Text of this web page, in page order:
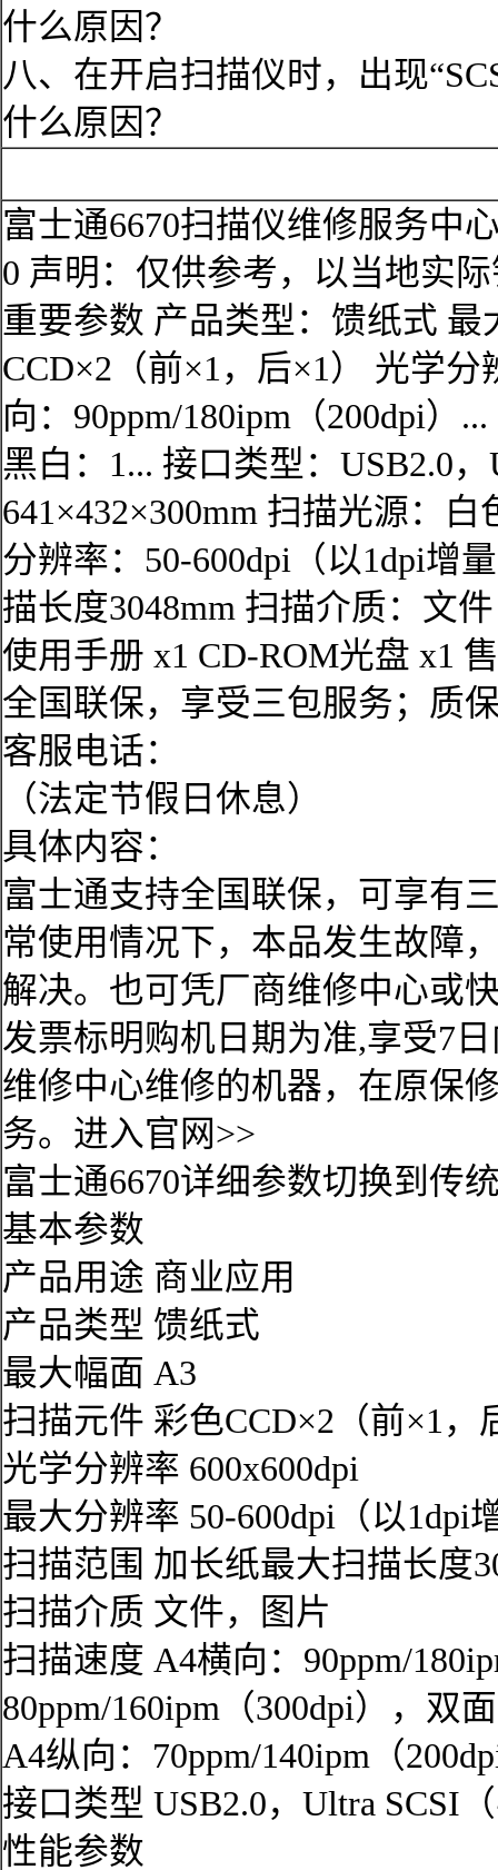
什么原因？
八、在开启扫描仪时，出现
什么原因？
富士通6670扫描仪维修服务中
0 声明：仅供参考，以当地实
重要参数 产品类型：馈纸式
CCD×2（前×1，后×1） 光学
向：90ppm/180ipm（200dpi）
黑白：1... 接口类型：USB2.0
641×432×300mm 扫描光源：
分辨率：50-600dpi（以1dpi增
描长度3048mm 扫描介质：文
使用手册 x1 CD-ROM光盘 x1
全国联保，享受三包服务；质
客服电话：
（法定节假日休息）
具体内容：
富士通支持全国联保，可享有
常使用情况下，本品发生故障
解决。也可凭厂商维修中心或
发票标明购机日期为准,享受7
维修中心维修的机器，在原保
务。进入官网>>
富士通6670详细参数切换到传
基本参数
产品用途 商业应用
产品类型 馈纸式
最大幅面 A3
扫描元件 彩色CCD×2（前×1，
光学分辨率 600x600dpi
最大分辨率 50-600dpi（以1dpi
扫描范围 加长纸最大扫描长度
扫描介质 文件，图片
扫描速度 A4横向：90ppm/
80ppm/160ipm（300dpi），双
A4纵向：70ppm/140ipm（
接口类型 USB2.0，Ultra SCSI
性能参数